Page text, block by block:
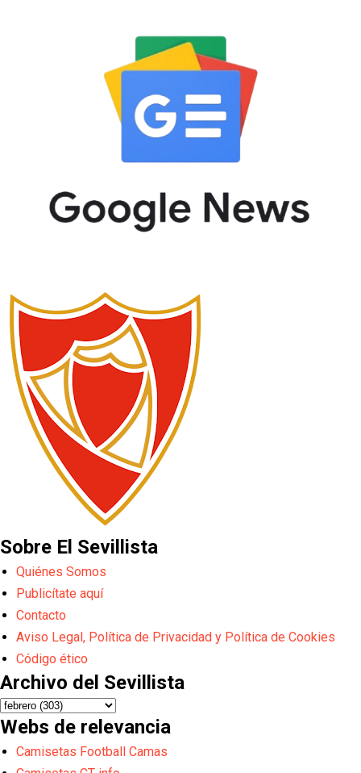
Sobre El Sevillista
Quiénes Somos
Publicítate aquí
Contacto
Aviso Legal, Política de Privacidad y Política de Cookies
Código ético
Archivo del Sevillista
Webs de relevancia
Camisetas Football Camas